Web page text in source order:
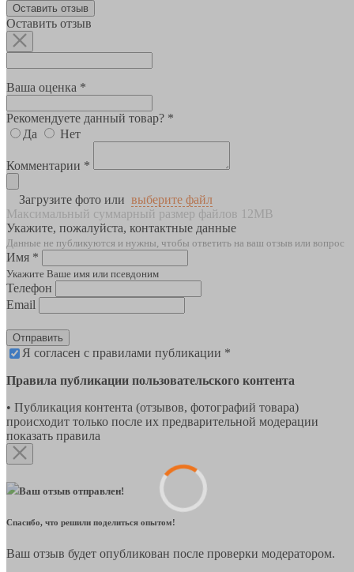
Оставить отзыв
Оставить отзыв
Ваша оценка *
Рекомендуете данный товар? *
Да
Нет
Комментарии *
Загрузите фото или выберите файл
Максимальный суммарный размер файлов 12MB
Укажите, пожалуйста, контактные данные
Данные не публикуются и нужны, чтобы ответить на ваш отзыв или вопрос
Имя *
Укажите Ваше имя или псевдоним
Телефон
Email
Отправить
Я согласен с правилами публикации *
Правила публикации пользовательского контента
• Публикация контента (отзывов, фотографий товара)
происходит только после их предварительной модерации
показать правила
Ваш отзыв отправлен!
Спасибо, что решили поделиться опытом!
Ваш отзыв будет опубликован после проверки модератором.